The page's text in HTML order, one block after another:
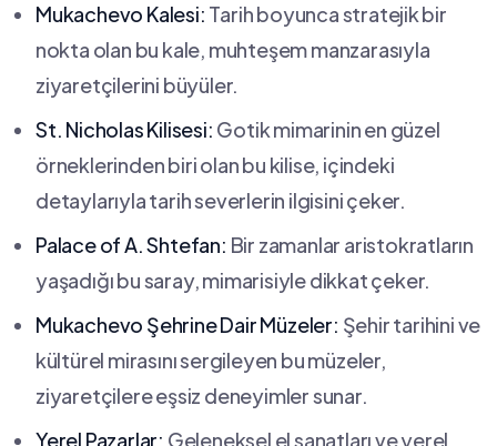
Mukachevo Kalesi: Tarih boyunca stratejik ⁤bir
⁤nokta olan bu kale, muhteşem manzarasıyla
ziyaretçilerini büyüler.
St. Nicholas Kilisesi: ​Gotik mimarinin en güzel
örneklerinden biri olan bu kilise, içindeki
detaylarıyla tarih severlerin ilgisini çeker.
Palace of A. Shtefan: Bir ‌zamanlar aristokratların
yaşadığı bu saray, mimarisiyle dikkat çeker.
Mukachevo Şehrine Dair Müzeler: Şehir tarihini‌ ve
⁣kültürel mirasını sergileyen bu müzeler,
ziyaretçilere eşsiz deneyimler sunar.
Yerel Pazarlar: Geleneksel el sanatları ⁤ve yerel